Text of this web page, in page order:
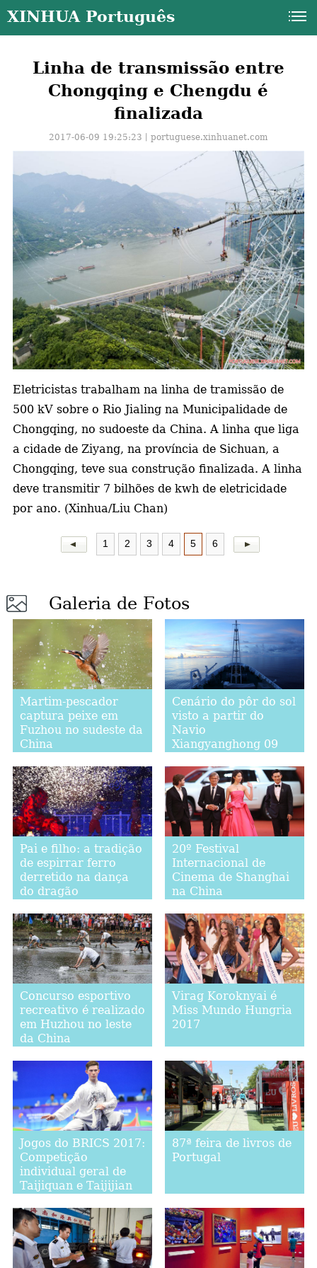
XINHUA Português
Linha de transmissão entre
Chongqing e Chengdu é
finalizada
2017-06-09 19:25:23丨portuguese.xinhuanet.com
Eletricistas trabalham na linha de tramissão de
500 kV sobre o Rio Jialing na Municipalidade de
Chongqing, no sudoeste da China. A linha que liga
a cidade de Ziyang, na província de Sichuan, a
Chongqing, teve sua construção finalizada. A linha
deve transmitir 7 bilhões de kwh de eletricidade
por ano. (Xinhua/Liu Chan)
1 2 3 4 5 6
Galeria de Fotos
Martim-pescador
captura peixe em
Fuzhou no sudeste da
China
Cenário do pôr do sol
visto a partir do
Navio
Xiangyanghong 09
Pai e filho: a tradição
de espirrar ferro
derretido na dança
do dragão
20º Festival
Internacional de
Cinema de Shanghai
na China
Concurso esportivo
recreativo é realizado
em Huzhou no leste
da China
Virag Koroknyai é
Miss Mundo Hungria
2017
Jogos do BRICS 2017:
Competição
individual geral de
Taijiquan e Taijijian
87ª feira de livros de
Portugal